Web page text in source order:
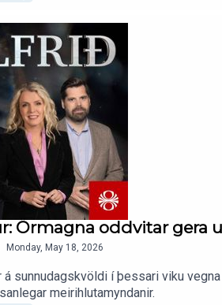
Örmagna oddvitar gera
Monday, May 18, 2026
sunnudagskvöldi í þessari viku
meirihlutamyndanir.